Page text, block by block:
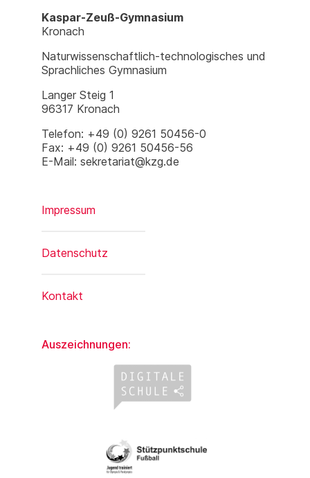
Kaspar-Zeuß-Gymnasium
Kronach
Naturwissenschaftlich-technologisches und
Sprachliches Gymnasium
Langer Steig 1
96317 Kronach
Telefon: +49 (0) 9261 50456-0
Fax: +49 (0) 9261 50456-56
E-Mail: sekretariat@kzg.de
Impressum
Datenschutz
Kontakt
Auszeichnungen: